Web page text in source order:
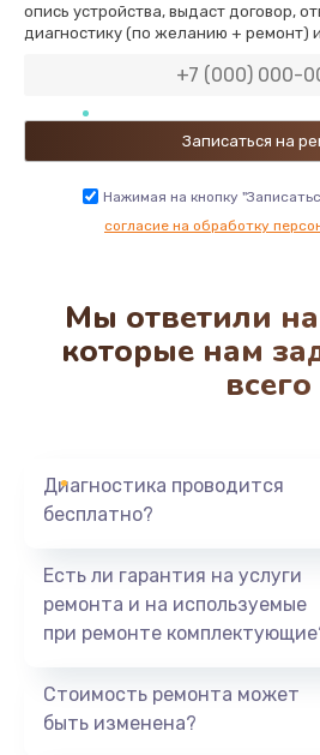
опись устройства, выдаст договор,
диагностику (по желанию + ремонт)
Нажимая на кнопку
согласие на обработку
Мы ответили
которые нам
всего
Диагностика проводится
бесплатно?
Есть ли гарантия на услуги
ремонта и на используемые
при ремонте
Стоимость ремонта может
быть изменена?